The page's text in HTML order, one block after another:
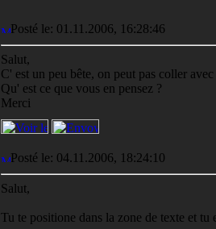
Posté le: 01.11.2006, 16:28:46
Salut,
C' est un peu bête, on peut pas coller
Qu' est ce que vous en pensez ?
Merci
Posté le: 04.11.2006, 18:24:10
Salut,
Tu te positione dans la zone de texte et